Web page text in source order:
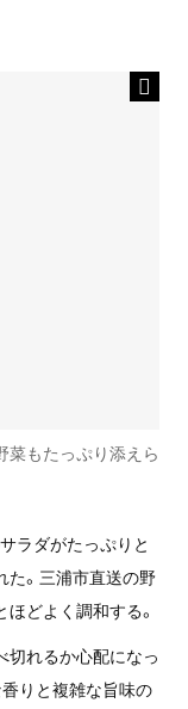
菜もたっぷり添えら
ラダがたっぷりと
た。三浦市直送の野
どよく調和する。
切れるか心配になっ
りと複雑な旨味の